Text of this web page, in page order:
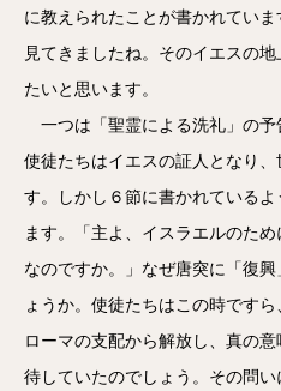
に教えられたことが書かれてい
見てきましたね。そのイエスの
たいと思います。
一つは「聖霊による洗礼」の予
使徒たちはイエスの証人となり
す。しかし６節に書かれている
ます。「主よ、イスラエルのた
なのですか。」なぜ唐突に「復
ょうか。使徒たちはこの時です
ローマの支配から解放し、真の
待していたのでしょう。その問